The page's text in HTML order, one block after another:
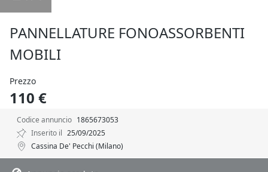
PANNELLATURE FONOASSORBENTI
MOBILI
Prezzo
110 €
Codice annuncio 1865673053
Inserito il 25/09/2025
Cassina De' Pecchi (Milano)
Descrizione
Dettagli Posizione Richiedi Info